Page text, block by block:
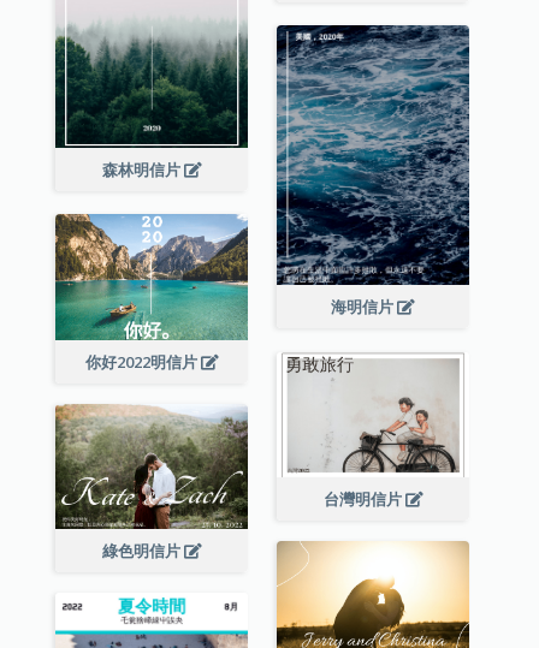
森林明信片
海明信片
你好2022明信片
台灣明信片
綠色明信片